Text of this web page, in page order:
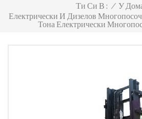
Ти Си В : / У
Електрически И Дизелов
Тона Електрически